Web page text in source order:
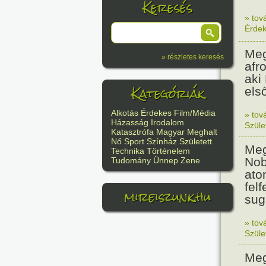
Keresés
» részletes keresés
Kategóriák
Alkotás Érdekes Film/Média
Házasság Irodalom
Katasztrófa Magyar Meghalt
Nő Sport Színház Született
Technika Történelem
Tudomány Ünnep Zene
mireiszunk.hu
»
aki
»
»